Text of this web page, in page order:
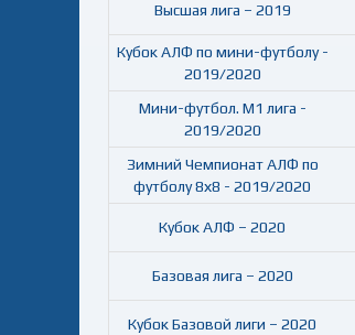
Высшая лига – 2019
Кубок АЛФ по мини-футболу -
2019/2020
Мини-футбол. М1 лига -
2019/2020
Зимний Чемпионат АЛФ по
футболу 8х8 - 2019/2020
Кубок АЛФ – 2020
Базовая лига – 2020
Кубок Базовой лиги – 2020